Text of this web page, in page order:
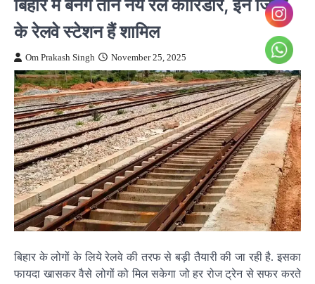
के रेलवे स्टेशन हैं शामिल
Om Prakash Singh November 25, 2025
बिहार के लोगों के लिये रेलवे की तरफ से बड़ी तैयारी की जा रही है. इसका
फायदा खासकर वैसे लोगों को मिल सकेगा जो हर रोज ट्रेन से सफर करते